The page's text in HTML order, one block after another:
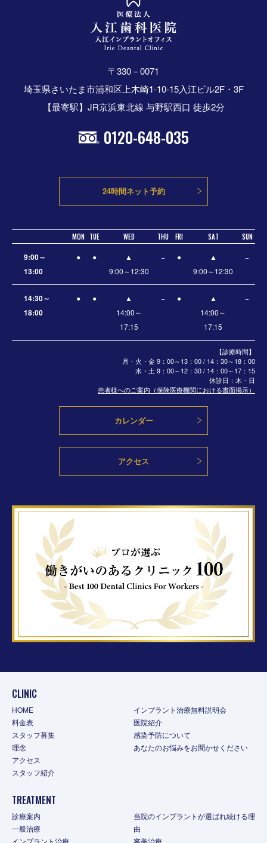
〒330－0071
埼玉県さいたま市浦和区上木崎1-10-15入江ビル2F・3F
【最寄駅】JR京浜東北線 与野駅西口 徒歩2分
0120-648-035
24時間ネット予約
MON TUE WED THU FRI SAT SUN
【診療時間】
月・火・金 9：00～13：00 / 14：30～18：00
水・土 9：00～12：30 / 14：00～17：15
休診日：木・日
患者様へのご案内（保険医療機関における書面掲示）
9:00～
13:00
● ●
▲
9:00～12:30
− ●
▲
9:00～12:30
−
14:30～
18:00
● ●
▲
14:00～
17:15
− ●
▲
14:00～
17:15
−
カレンダー
アクセス
CLINIC
HOME
料金表
スタッフ募集
理念
アクセス
スタッフ紹介
インプラント治療無料説明会
医院紹介
感染予防について
あなたのお悩みをお聞かせください
TREATMENT
診療案内
一般治療
当院のインプラントが選ばれ続ける理
由